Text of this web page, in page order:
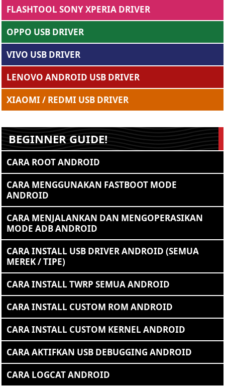
FLASHTOOL SONY XPERIA DRIVER
OPPO USB DRIVER
VIVO USB DRIVER
LENOVO ANDROID USB DRIVER
XIAOMI / REDMI USB DRIVER
BEGINNER GUIDE!
CARA ROOT ANDROID
CARA MENGGUNAKAN FASTBOOT MODE
ANDROID
CARA MENJALANKAN DAN MENGOPERASIKAN
MODE ADB ANDROID
CARA INSTALL USB DRIVER ANDROID (SEMUA
MEREK / TIPE)
CARA INSTALL TWRP SEMUA ANDROID
CARA INSTALL CUSTOM ROM ANDROID
CARA INSTALL CUSTOM KERNEL ANDROID
CARA AKTIFKAN USB DEBUGGING ANDROID
CARA LOGCAT ANDROID